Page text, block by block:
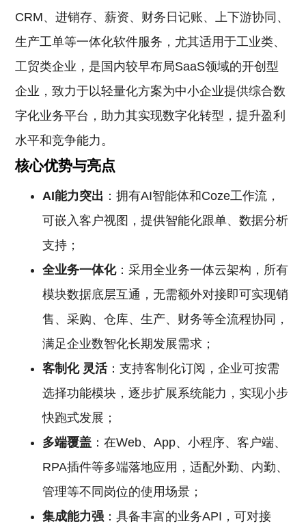
CRM、进销存、薪资、财务日记账、上下游协同、
生产工单等一体化软件服务，尤其适用于工业类、
工贸类企业，是国内较早布局SaaS领域的开创型
企业，致力于以轻量化方案为中小企业提供综合数
字化业务平台，助力其实现数字化转型，提升盈利
水平和竞争能力。
核心优势与亮点
AI能力突出 ：拥有AI智能体和Coze工作流，
可嵌入客户视图，提供智能化跟单、数据分析
支持；
全业务一体化：采用全业务一体云架构，所有
模块数据底层互通，无需额外对接即可实现销
售、采购、仓库、生产、财务等全流程协同，
满足企业数智化长期发展需求；
客制化 灵活：支持客制化订阅，企业可按需
选择功能模块，逐步扩展系统能力，实现小步
快跑式发展；
多端覆盖 ：在Web、App、小程序、客户端、
RPA插件等多端落地应用，适配外勤、内勤、
管理等不同岗位的使用场景；
集成能力强 ：具备丰富的业务API，可对接